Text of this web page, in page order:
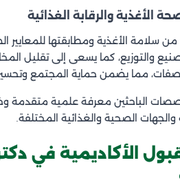
والرقابة الغذائية
من سلامة الأغذية ومطابقتها للمعايير
والتوزيع، كما يسعى إلى تقليل
مما يضمن حماية المجتمع
الباحثين معرفة علمية متقدمة
والجهات الصحية والغذائية المختلفة.
الأكاديمية في